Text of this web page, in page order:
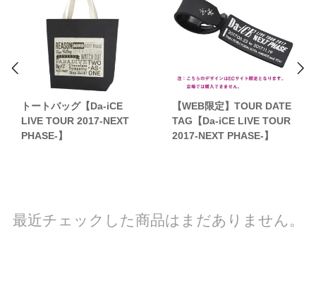
トートバッグ【Da-iCE
LIVE TOUR 2017-NEXT
PHASE-】
【WEB限定】TOUR DATE
TAG【Da-iCE LIVE TOUR
2017-NEXT PHASE-】
最近チェックした商品はまだありません。